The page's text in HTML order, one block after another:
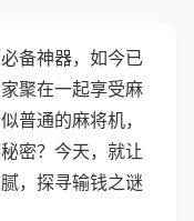
备神器，如今已
聚在一起享受麻
普通的麻将机，
密？今天，就让
，探寻输钱之谜